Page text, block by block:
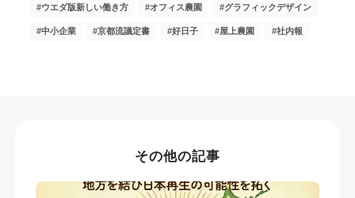
ウエダ版新しい働き方 オフィス農園 グラフィックデザイン
中小企業 京都流議定書 好日子 屋上農園 社内報
その他の記事